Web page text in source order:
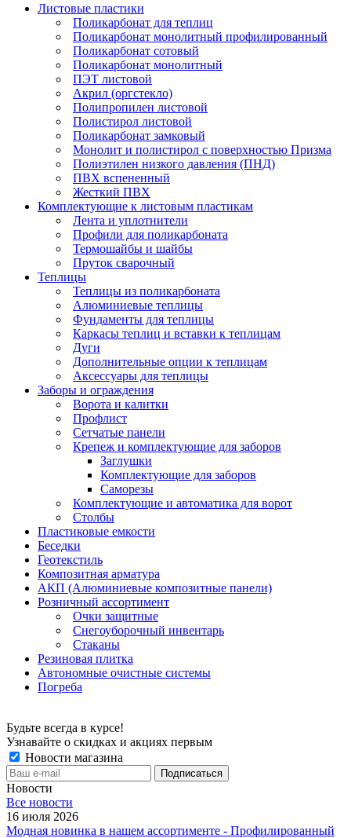
Листовые пластики
Поликарбонат для теплиц
Поликарбонат монолитный профилированный
Поликарбонат сотовый
Поликарбонат монолитный
ПЭТ листовой
Акрил (оргстекло)
Полипропилен листовой
Полистирол листовой
Поликарбонат замковый
Монолит и полистирол с поверхностью Призма
Полиэтилен низкого давления (ПНД)
ПВХ вспененный
Жесткий ПВХ
Комплектующие к листовым пластикам
Лента и уплотнители
Профили для поликарбоната
Термошайбы и шайбы
Пруток сварочный
Теплицы
Теплицы из поликарбоната
Алюминиевые теплицы
Фундаменты для теплицы
Каркасы теплиц и вставки к теплицам
Дуги
Дополнительные опции к теплицам
Аксессуары для теплицы
Заборы и ограждения
Ворота и калитки
Профлист
Сетчатые панели
Крепеж и комплектующие для заборов
Заглушки
Комплектующие для заборов
Саморезы
Комплектующие и автоматика для ворот
Столбы
Пластиковые емкости
Беседки
Геотекстиль
Композитная арматура
АКП (Алюминиевые композитные панели)
Розничный ассортимент
Очки защитные
Снегоуборочный инвентарь
Стаканы
Резиновая плитка
Автономные очистные системы
Погреба
Будьте всегда в курсе!
Узнавайте о скидках и акциях первым
Новости магазина
Новости
Все новости
16 июля 2026
Модная новинка в нашем ассортименте - Профилированный